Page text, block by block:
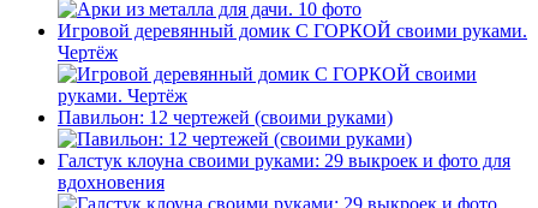
Игровой деревянный домик С ГОРКОЙ своими руками.
Чертёж
Павильон: 12 чертежей (своими руками)
Галстук клоуна своими руками: 29 выкроек и фото для
вдохновения